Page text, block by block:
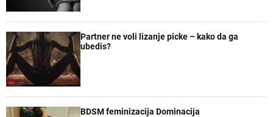
Partner ne voli lizanje picke – kako da ga
ubedis?
BDSM feminizacija Dominacija